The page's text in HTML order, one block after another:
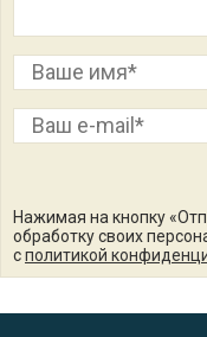
Нажимая на кнопку
обработку своих
сполитикой